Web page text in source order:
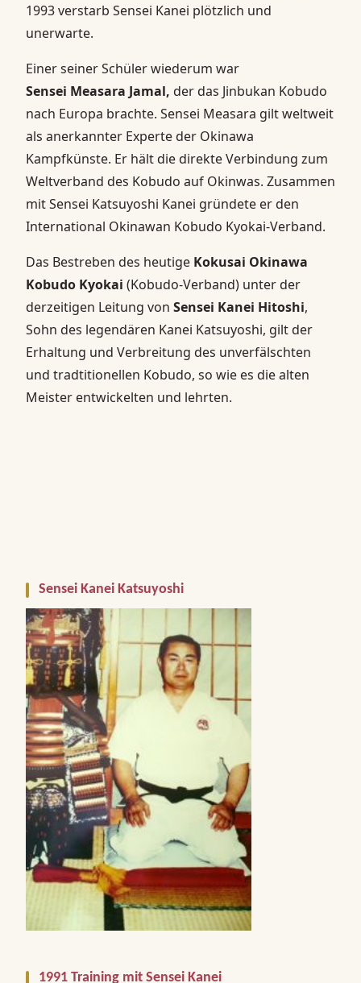
1993 verstarb Sensei Kanei plötzlich und
unerwarte.
Einer seiner Schüler wiederum war
Sensei Measara Jamal, der das Jinbukan Kobudo
nach Europa brachte. Sensei Measara gilt weltweit
als anerkannter Experte der Okinawa
Kampfkünste. Er hält die direkte Verbindung zum
Weltverband des Kobudo auf Okinwas. Zusammen
mit Sensei Katsuyoshi Kanei gründete er den
International Okinawan Kobudo Kyokai-Verband.
Das Bestreben des heutige Kokusai Okinawa
Kobudo Kyokai (Kobudo-Verband) unter der
derzeitigen Leitung von Sensei Kanei Hitoshi,
Sohn des legendären Kanei Katsuyoshi, gilt der
Erhaltung und Verbreitung des unverfälschten
und tradtitionellen Kobudo, so wie es die alten
Meister entwickelten und lehrten.
Sensei Kanei Katsuyoshi
1991 Training mit Sensei Kanei